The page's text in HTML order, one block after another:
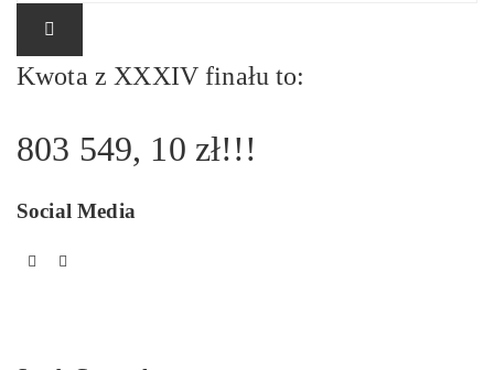
Kwota z XXXIV finału to:
803 549, 10 zł!!!
Social Media